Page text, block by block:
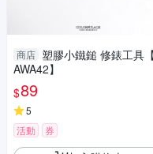
商店 塑膠小鐵鎚 修錶工具
AWA42】
$89
5
活動
券